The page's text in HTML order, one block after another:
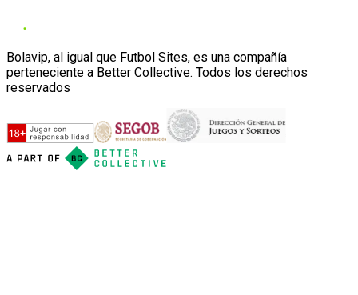
Bolavip, al igual que Futbol Sites, es una compañía
perteneciente a Better Collective. Todos los derechos
reservados